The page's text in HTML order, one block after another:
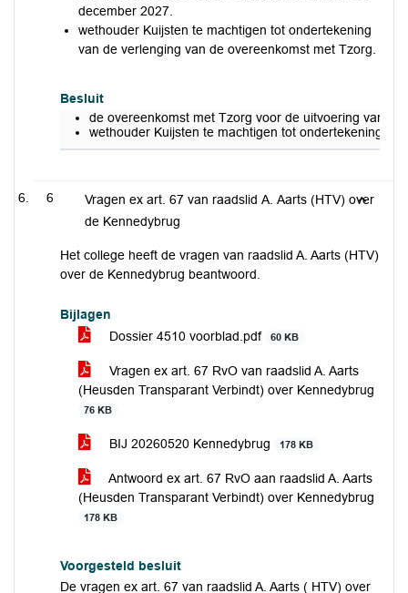
december 2027.
wethouder Kuijsten te machtigen tot ondertekening
van de verlenging van de overeenkomst met Tzorg.
Besluit
de overeenkomst met Tzorg voor de uitvoering van
wethouder Kuijsten te machtigen tot ondertekening
6
Vragen ex art. 67 van raadslid A. Aarts (HTV) over
de Kennedybrug
Het college heeft de vragen van raadslid A. Aarts (HTV)
over de Kennedybrug beantwoord.
Bijlagen
Dossier 4510 voorblad.pdf
60 KB
Vragen ex art. 67 RvO van raadslid A. Aarts
(Heusden Transparant Verbindt) over Kennedybrug
76 KB
BIJ 20260520 Kennedybrug 178 KB
Antwoord ex art. 67 RvO aan raadslid A. Aarts
(Heusden Transparant Verbindt) over Kennedybrug
178 KB
Voorgesteld besluit
De vragen ex art. 67 van raadslid A. Aarts ( HTV) over